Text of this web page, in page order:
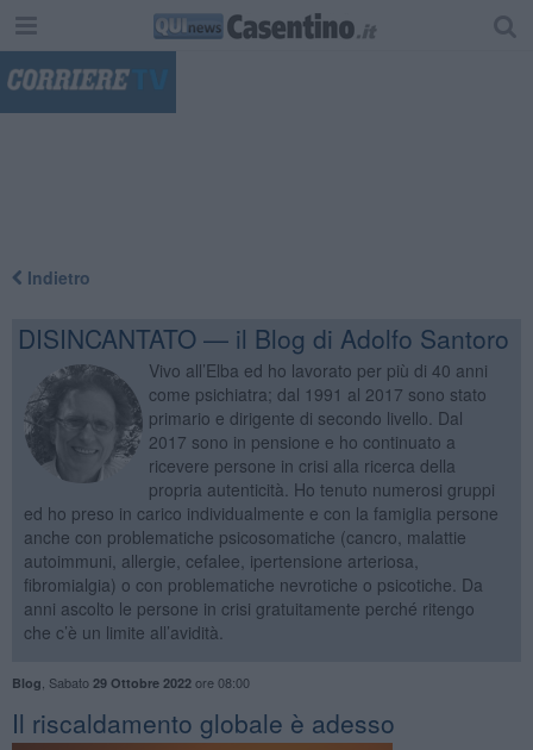
Indietro
DISINCANTATO — il Blog di Adolfo Santoro
Vivo all’Elba ed ho lavorato per più di 40 anni
come psichiatra; dal 1991 al 2017 sono stato
primario e dirigente di secondo livello. Dal
2017 sono in pensione e ho continuato a
ricevere persone in crisi alla ricerca della
propria autenticità. Ho tenuto numerosi gruppi
ed ho preso in carico individualmente e con la famiglia persone
anche con problematiche psicosomatiche (cancro, malattie
autoimmuni, allergie, cefalee, ipertensione arteriosa,
fibromialgia) o con problematiche nevrotiche o psicotiche. Da
anni ascolto le persone in crisi gratuitamente perché ritengo
che c’è un limite all’avidità.
Blog Sabato 29 Ottobre 2022ore 08:00
Il riscaldamento globale è adesso